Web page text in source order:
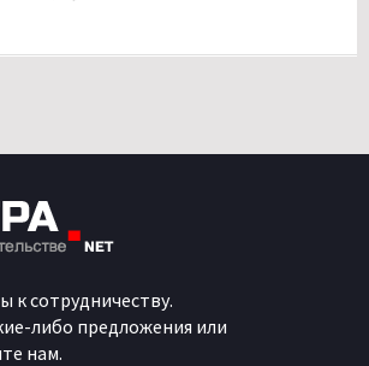
к сотрудничеству.
либо предложения или
нам.